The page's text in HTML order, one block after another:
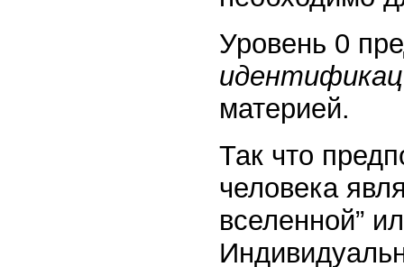
Уровень 0
материей.
Так что
человека
вселенной”